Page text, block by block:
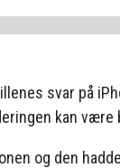
svar på
kan
og den